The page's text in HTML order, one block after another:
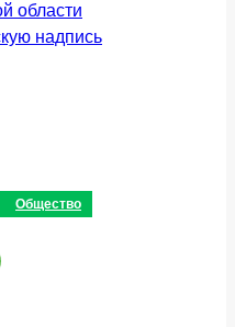
области
надпись
Общество